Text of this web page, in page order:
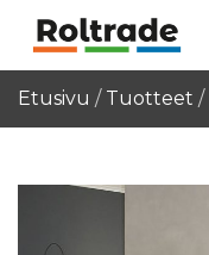
Etusivu / Tuotteet /